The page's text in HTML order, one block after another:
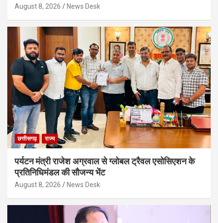
August 8, 2026 News Desk
छत्तीसगढ़ राज्य
पर्यटन मंत्री राजेश अग्रवाल से ग्लोबल ट्रैवल एसोसिएशन के
प्रतिनिधिमंडल की सौजन्य भेंट
August 8, 2026 News Desk